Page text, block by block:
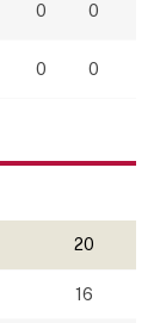
0 0
0 0
20
16